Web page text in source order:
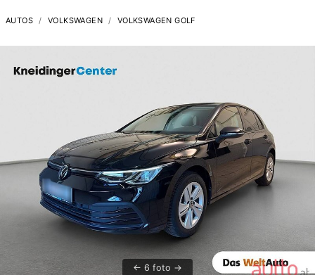
AUTOS VOLKSWAGEN VOLKSWAGEN GOLF
6 foto